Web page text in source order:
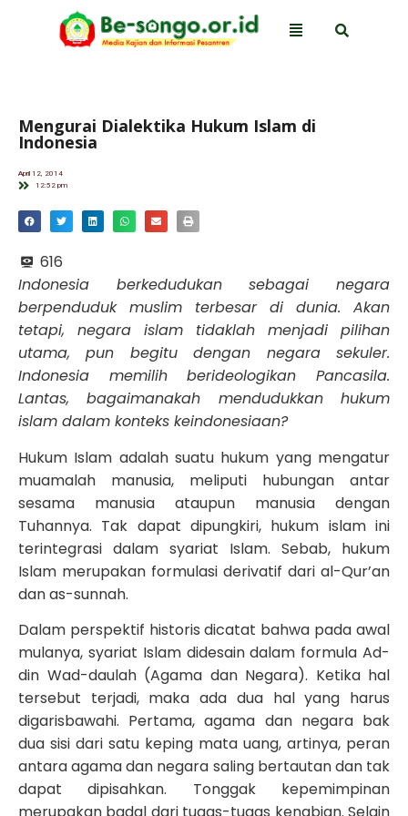
Mengurai Dialektika Hukum Islam di
Indonesia
April 12, 2014
12:52 pm
616
Indonesia berkedudukan sebagai negara
berpenduduk muslim terbesar di dunia. Akan
tetapi, negara islam tidaklah menjadi pilihan
utama, pun begitu dengan negara sekuler.
Indonesia memilih berideologikan Pancasila.
Lantas, bagaimanakah mendudukkan hukum
islam dalam konteks keindonesiaan?
Hukum Islam adalah suatu hukum yang mengatur
muamalah manusia, meliputi hubungan antar
sesama manusia ataupun manusia dengan
Tuhannya. Tak dapat dipungkiri, hukum islam ini
terintegrasi dalam syariat Islam. Sebab, hukum
Islam merupakan formulasi derivatif dari al-Qur’an
dan as-sunnah.
Dalam perspektif historis dicatat bahwa pada awal
mulanya, syariat Islam didesain dalam formula Ad-
din Wad-daulah (Agama dan Negara). Ketika hal
tersebut terjadi, maka ada dua hal yang harus
digarisbawahi. Pertama, agama dan negara bak
dua sisi dari satu keping mata uang, artinya, peran
antara agama dan negara saling bertautan dan tak
dapat dipisahkan. Tonggak kepemimpinan